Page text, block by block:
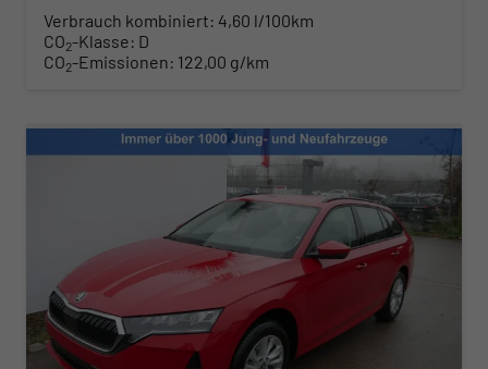
Verbrauch kombiniert: 4,60 l/100km
CO2-Klasse: D
CO2-Emissionen: 122,00 g/km